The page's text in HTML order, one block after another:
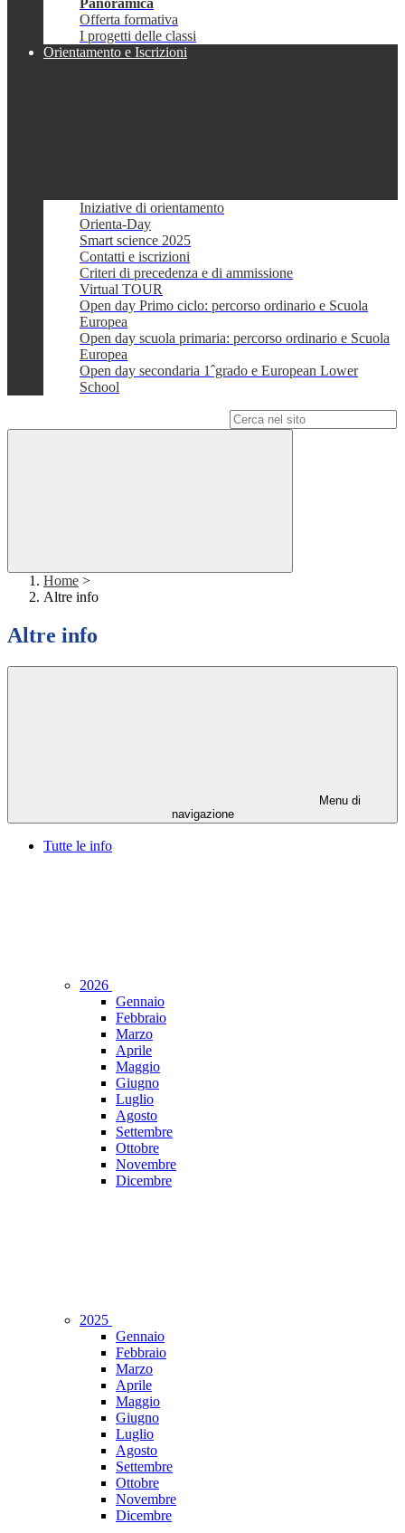
Panoramica
Offerta formativa
I progetti delle classi
Orientamento e Iscrizioni
Iniziative di orientamento
Orienta-Day
Smart science 2025
Contatti e iscrizioni
Criteri di precedenza e di ammissione
Virtual TOUR
Open day Primo ciclo: percorso ordinario e Scuola
Europea
Open day scuola primaria: percorso ordinario e Scuola
Europea
Open day secondaria 1ˆgrado e European Lower
School
Home >
Altre info
Altre info
Menu di
navigazione
Tutte le info
2026
Gennaio
Febbraio
Marzo
Aprile
Maggio
Giugno
Luglio
Agosto
Settembre
Ottobre
Novembre
Dicembre
2025
Gennaio
Febbraio
Marzo
Aprile
Maggio
Giugno
Luglio
Agosto
Settembre
Ottobre
Novembre
Dicembre